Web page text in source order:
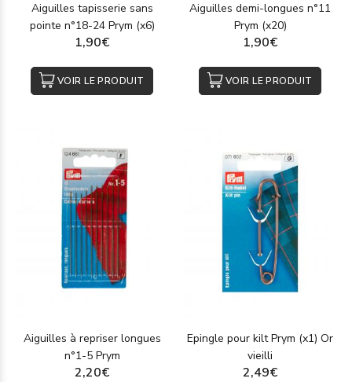
Aiguilles tapisserie sans
pointe n°18-24 Prym (x6)
1,90€
VOIR LE PRODUIT
Aiguilles demi-longues n°11
Prym (x20)
1,90€
VOIR LE PRODUIT
Aiguilles à repriser longues
n°1-5 Prym
2,20€
Epingle pour kilt Prym (x1) Or
vieilli
2,49€